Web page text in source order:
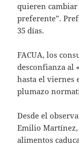
quieren cambiar
preferente”.
35 días.
FACUA, los
desconfianza al
hasta el viernes
plumazo
Desde el
Emilio
alimentos